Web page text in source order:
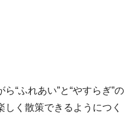
“ふれあい”と“やすらぎ”の
く散策できるようにつく